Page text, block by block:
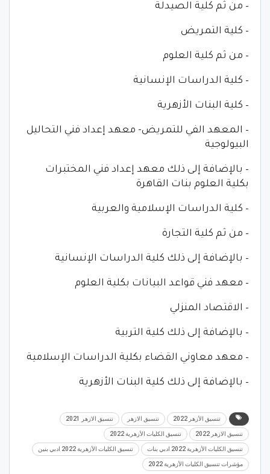
– من ثم كلية الصيدلة
– كلية التمريض
– من ثم كلية العلوم
– كلية الدراسات الإنسانية
– كلية البنات الأزهرية
– المعهد الفي للتمريض- معهد إعداد فني التحاليل
البيولوجية
– بالإضافة إلى ذلك معهد إعداد فني المختبرات
بكلية العلوم بنات القاهرة
– كلية الدراسات الإسلامية والعربية
– من ثم كلية التجارة
– بالإضافة إلى ذلك كلية الدراسات الإنسانية
– معهد فني قواعد البيانات بكلية العلوم
– الاقتصاد المنزلي
– بالإضافة إلى ذلك كلية التربية
– معهد معاوني القضاء بكلية الدراسات الإسلامية
– بالإضافة إلى ذلك كلية البنات الأزهرية
تنسيق الأزهر 2022 تنسيق الازهر تنسيق الازهر 2021
تنسيق الازهر 2022 تنسيق الكليات الأزهرية 2022
تنسيق الكليات الأزهرية 2022 ادبي بنات تنسيق الكليات الأزهرية 2022 ادبي بنين
مؤشرات تنسيق الكليات الأزهرية 2022